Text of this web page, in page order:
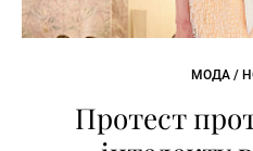
МОДА /
Протест